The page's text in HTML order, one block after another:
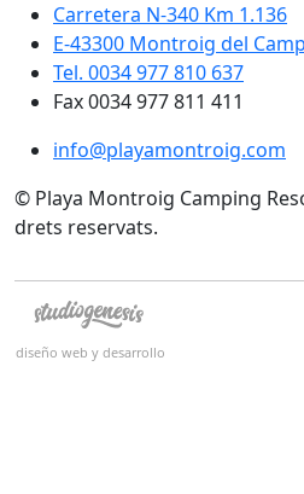
Carretera N-340 Km 1.136
E-43300 Montroig del
Tel. 0034 977 810 637
Fax 0034 977 811 411
info@playamontroig.com
© Playa Montroig Camping
drets reservats.